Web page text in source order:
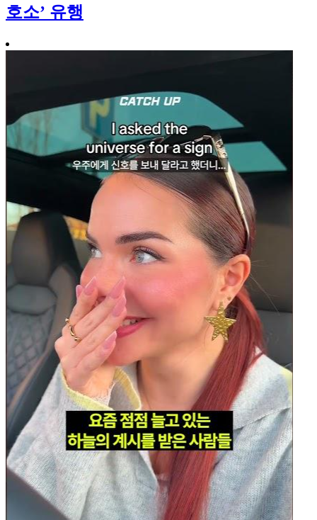
호소’ 유행